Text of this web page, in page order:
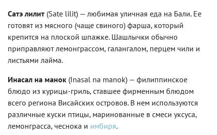
Сатэ лилит (Sate lilit) — любимая уличная еда на Бали. Ее
готовят из мясного (чаще свиного) фарша, который
крепится на плоской шпажке. Шашлычки обычно
приправляют лемонграссом, галангалом, перцем чили и
листьями лайма.
Инасал на манок (Inasal na manok) — филиппинское
блюдо из курицы-гриль, ставшее фирменным блюдом
всего региона Висайских островов. В нем используются
различные куски птицы, маринованные в смеси уксуса,
лемонграсса, чеснока и имбиря.